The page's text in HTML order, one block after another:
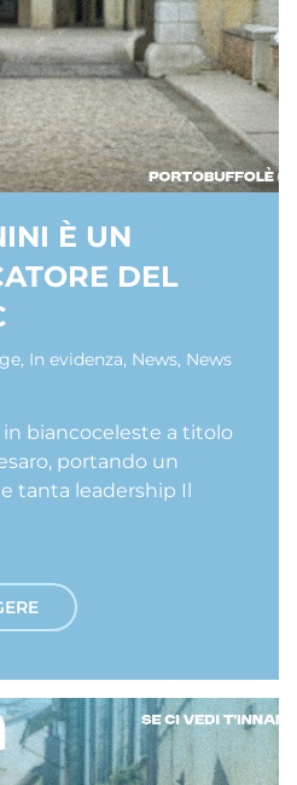
È UN
DEL
, In evidenza, News, News
in biancoceleste a titolo
portando un
tanta leadership Il